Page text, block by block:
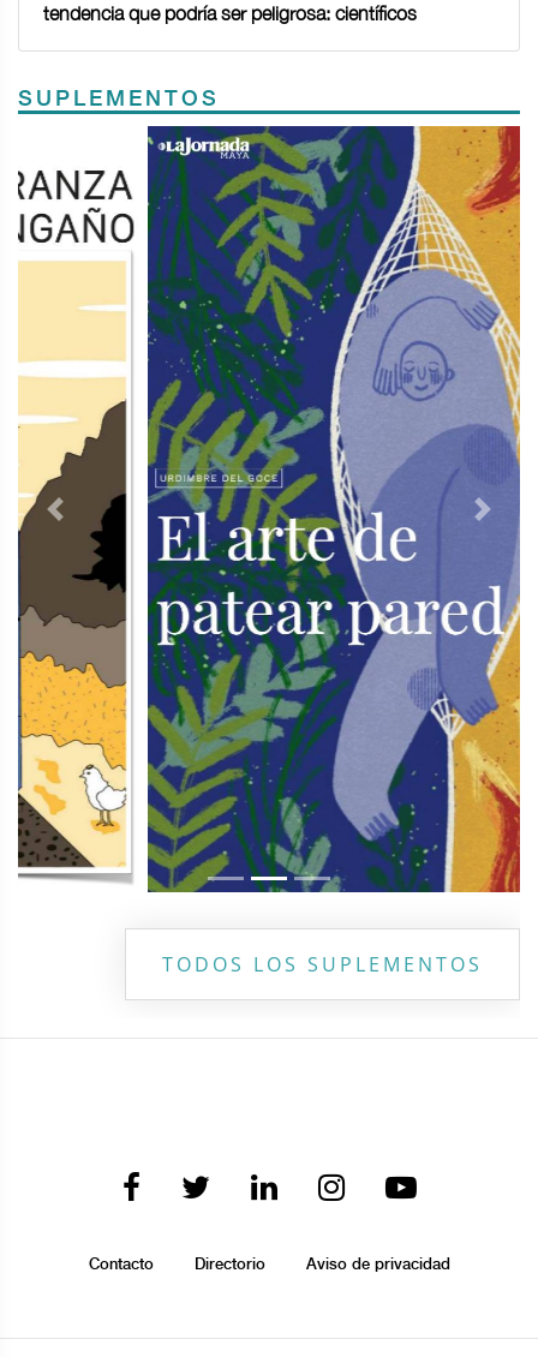
tendencia que podría ser peligrosa: científicos
SUPLEMENTOS
Previous Next
TODOS LOS SUPLEMENTOS
Contacto Directorio Aviso de privacidad